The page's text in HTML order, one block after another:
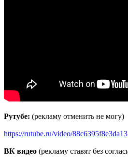
Рутубе: (рекламу отменить не могу)
https://rutube.ru/video/
ВК видео (рекламу ставят без